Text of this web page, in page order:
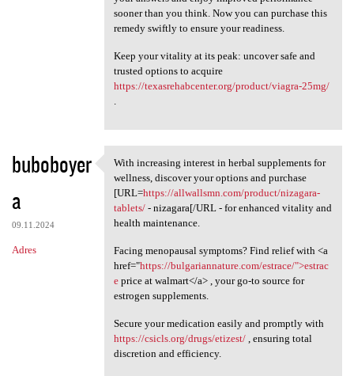
sooner than you think. Now you can purchase this
remedy swiftly to ensure your readiness.
Keep your vitality at its peak: uncover safe and
trusted options to acquire
https://texasrehabcenter.org/product/viagra-25mg/
buboboyer
a
09.11.2024
Adres
With increasing interest in
With increasing interest in herbal supplements for
wellness, discover your options and purchase
[URL=https://allwallsmn.com/product/nizagara-
tablets/- nizagara[/URL - for enhanced vitality and
health maintenance.
Facing menopausal symptoms? Find relief with <a
href="https://bulgariannature.com/estrace/">estrac
eprice at walmart</a> , your go-to source for
estrogen supplements.
Secure your medication easily and promptly with
https://csicls.org/drugs/etizest/, ensuring total
discretion and efficiency.